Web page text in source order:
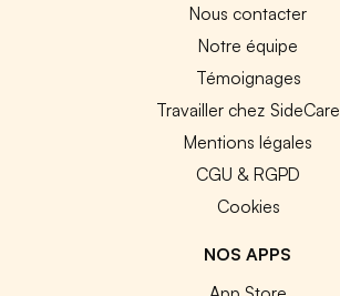
Nous contacter
Notre équipe
Témoignages
Travailler chez SideCare
Mentions légales
CGU & RGPD
Cookies
NOS APPS